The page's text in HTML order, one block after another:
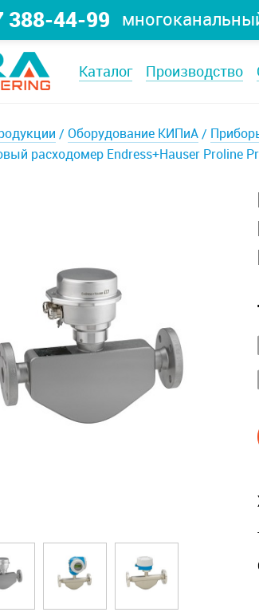
388-44-99
Каталог Производство
Оборудование КИПиА
расходомер Endress+Hauser Proline